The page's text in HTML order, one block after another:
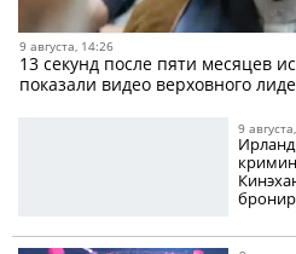
9 августа, 14:26
13 секунд после пяти месяцев
показали видео верховного
9